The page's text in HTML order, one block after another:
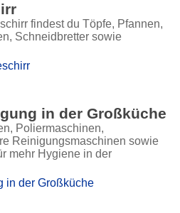
findest du Töpfe, Pfannen,
Schneidbretter sowie
in der Großküche
Poliermaschinen,
Reinigungsmaschinen sowie
mehr Hygiene in der
in der Großküche